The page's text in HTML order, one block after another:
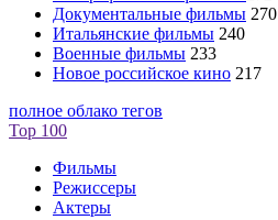
Документальные фильмы 270
Итальянские фильмы 240
Военные фильмы 233
Новое российское кино 217
полное облако тегов
Top 100
Фильмы
Режиссеры
Актеры